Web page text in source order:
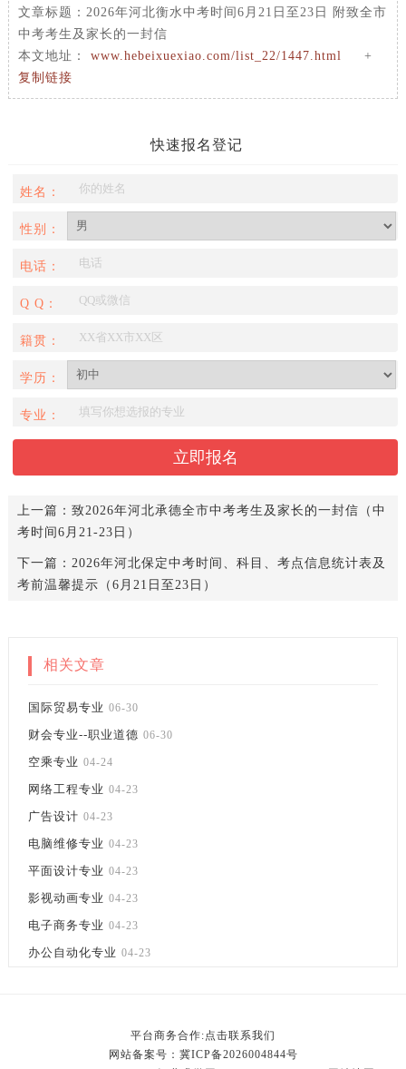
文章标题： 2026年河北衡水中考时间6月21日至23日 附致全市
中考考生及家长的一封信
本文地址： www.hebeixuexiao.com/list_22/1447.html
+
复制链接
快速报名登记
姓名：
性别：
电话：
Q Q：
籍贯：
学历：
专业：
上一篇： 致2026年河北承德全市中考考生及家长的一封信（中
考时间6月21-23日）
下一篇： 2026年河北保定中考时间、科目、考点信息统计表及
考前温馨提示（6月21日至23日）
相关文章
国际贸易专业 06-30
财会专业--职业道德 06-30
空乘专业 04-24
网络工程专业 04-23
广告设计 04-23
电脑维修专业 04-23
平面设计专业 04-23
影视动画专业 04-23
电子商务专业 04-23
办公自动化专业 04-23
平台商务合作:点击联系我们
网站备案号： 冀ICP备2026004844号